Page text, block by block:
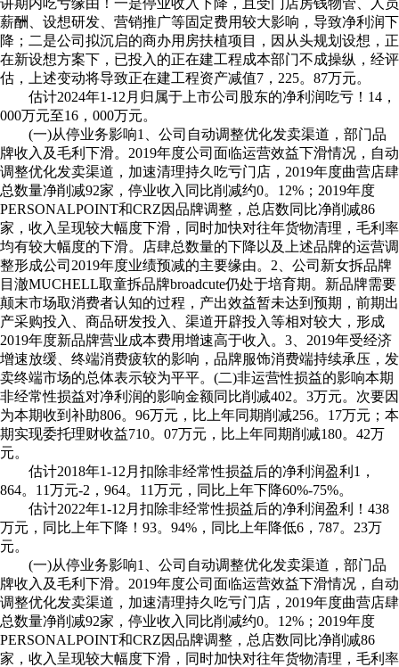
讲期内吃亏缘由！一是停业收入下降，且受门店房钱物管、人员
薪酬、设想研发、营销推广等固定费用较大影响，导致净利润下
降；二是公司拟沉启的商办用房扶植项目，因从头规划设想，正
在新设想方案下，已投入的正在建工程成本部门不成操纵，经评
估，上述变动将导致正在建工程资产减值7，225。87万元。
估计2024年1-12月归属于上市公司股东的净利润吃亏！14，
000万元至16，000万元。
(一)从停业务影响1、公司自动调整优化发卖渠道，部门品
牌收入及毛利下滑。2019年度公司面临运营效益下滑情况，自动
调整优化发卖渠道，加速清理持久吃亏门店，2019年度曲营店肆
总数量净削减92家，停业收入同比削减约0。12%；2019年度
PERSONALPOINT和CRZ因品牌调整，总店数同比净削减86
家，收入呈现较大幅度下滑，同时加快对往年货物清理，毛利率
均有较大幅度的下滑。店肆总数量的下降以及上述品牌的运营调
整形成公司2019年度业绩预减的主要缘由。2、公司新女拆品牌
目澈MUCHELL取童拆品牌broadcute仍处于培育期。新品牌需要
颠末市场取消费者认知的过程，产出效益暂未达到预期，前期出
产采购投入、商品研发投入、渠道开辟投入等相对较大，形成
2019年度新品牌营业成本费用增速高于收入。3、2019年受经济
增速放缓、终端消费疲软的影响，品牌服饰消费端持续承压，发
卖终端市场的总体表示较为平平。(二)非运营性损益的影响本期
非经常性损益对净利润的影响金额同比削减402。3万元。次要因
为本期收到补助806。96万元，比上年同期削减256。17万元；本
期实现委托理财收益710。07万元，比上年同期削减180。42万
元。
估计2018年1-12月扣除非经常性损益后的净利润盈利1，
864。11万元-2，964。11万元，同比上年下降60%-75%。
估计2022年1-12月扣除非经常性损益后的净利润盈利！438
万元，同比上年下降！93。94%，同比上年降低6，787。23万
元。
(一)从停业务影响1、公司自动调整优化发卖渠道，部门品
牌收入及毛利下滑。2019年度公司面临运营效益下滑情况，自动
调整优化发卖渠道，加速清理持久吃亏门店，2019年度曲营店肆
总数量净削减92家，停业收入同比削减约0。12%；2019年度
PERSONALPOINT和CRZ因品牌调整，总店数同比净削减86
家，收入呈现较大幅度下滑，同时加快对往年货物清理，毛利率